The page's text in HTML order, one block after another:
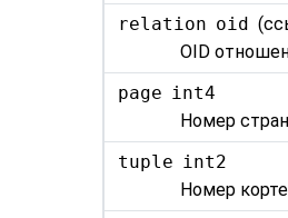
relation oid
OID
page int4
Номер
tuple int2
Номер